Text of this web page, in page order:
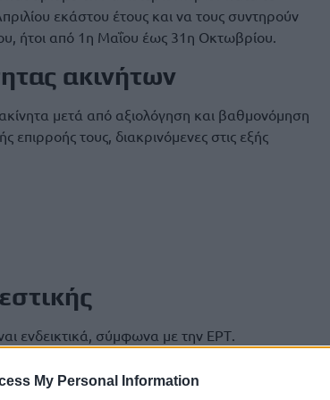
My Personal Information
εκάστου έτους και να τους συντηρούν
ήτοι από 1η Μαΐου έως 31η Οκτωβρίου.
ακινήτων
μετά από αξιολόγηση και βαθµονόµηση
επιρροής τους, διακρινόμενες στις εξής
ενδεικτικά, σύμφωνα με την ΕΡΤ.
περισσότερες από το 2023, συνολικά δηλαδή